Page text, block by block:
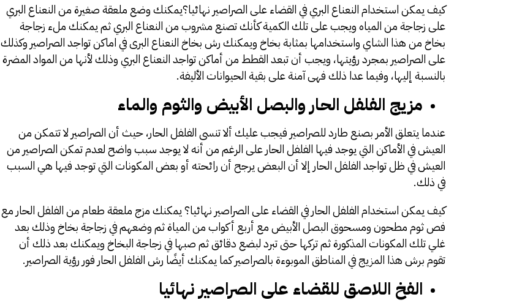
كيف يمكن استخدام النعناع البري في القضاء على الصراصير نهائيا؟يمكنك وضع ملعقة صغيرة من النعناع البري
على زجاجة من المياه ويجب على تلك الكمية كأنك تصنع مشروب من النعناع البري ثم يمكنك ملء زجاجة
بخاخ من هذا الشاي واستخدامها بمثابة بخاخ ويمكنك رش بخاخ النعناع البرى في اماكن تواجد الصراصير وكذلك
على الصراصير بمجرد رؤيتها، ويجب أن تبعد القطط من أماكن تواجد النعناع البري وذلك لأنها من المواد المضرة
بالنسبة إليها، وفيما عدا ذلك فهى آمنة على بقية الحيوانات الأليفة.
مزيج الفلفل الحار والبصل الأبيض والثوم والماء
عندما يتعلق الأمر بصنع طارد للصراصير فيجب عليك ألا تنسى الفلفل الحار، حيث أن الصراصير لا تتمكن من
العيش في الأماكن التي يوجد فيها الفلفل الحار على الرغم من أنه لا يوجد سبب واضح لعدم تمكن الصراصير من
العيش في ظل تواجد الفلفل الحار إلا أن البعض يرجح أن رائحته أو بعض المكونات التي توجد فيها هي السبب
في ذلك.
كيف يمكن استخدام الفلفل الحار في القضاء على الصراصير نهائيا؟ يمكنك مزج ملعقة طعام من الفلفل الحار مع
فص ثوم مطحون ومسحوق البصل الأبيض مع أربع أكواب من المياة ثم وضعهم في زجاجة بخاخ وذلك بعد
غلي تلك المكونات المذكورة ثم تركها حتى تبرد لبضع دقائق ثم صبها في زجاجة البخاخ ويمكنك بعد ذلك أن
تقوم برش هذا المزيج في المناطق الموبوءة بالصراصير كما يمكنك أيضًا رش الفلفل الحار فور رؤية الصراصير.
الفخ اللاصق للقضاء على الصراصير نهائيا